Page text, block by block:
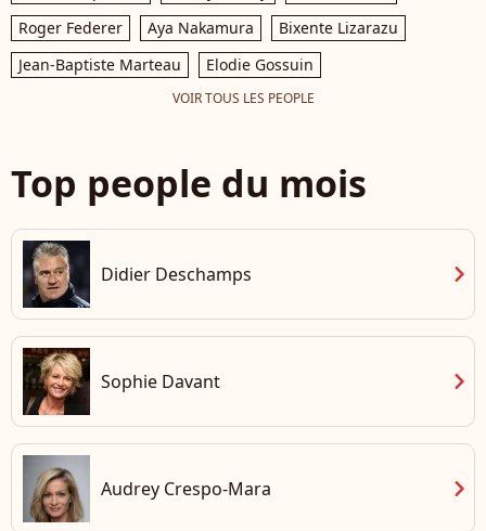
Roger Federer
Aya Nakamura
Bixente Lizarazu
Jean-Baptiste Marteau
Elodie Gossuin
VOIR TOUS LES PEOPLE
Top people du mois
Didier Deschamps chevron_right
Sophie Davant chevron_right
Audrey Crespo-Mara chevron_right